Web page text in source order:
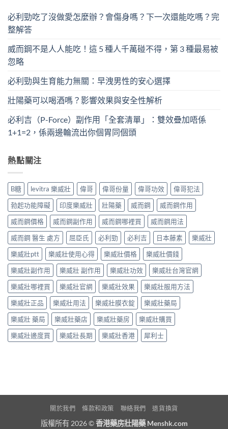
必利勁吃了沒做愛怎麼辦？會傷身嗎？下一次還能吃嗎？完
整解答
威而鋼不是人人能吃！這 5 種人千萬碰不得，第 3 種最易被
忽略
必利勁與生育能力無關：早洩男性的安心選擇
壯陽藥可以喝酒嗎？影響效果與安全性解析
必利吉（P-Force）副作用「全套清單」：雙效疊加唔係
1+1=2，係兩邊輪流出你個胃同個頭
熱點關注
B糖 levitra 樂威壯 偉哥 偉哥份量 偉哥功效
偉哥犯法
勃起功能障礙
印度樂威壯 壯陽藥 威而鋼
威而鋼作用
威而鋼價格
威而鋼副作用 威而鋼哪裡買
威而鋼用法
威而鋼 醫生 處方
屈臣氏 必利勁 必利吉 日本藤素
樂威壯
樂威壯ptt
樂威壯使用心得 樂威壯價格
樂威壯價錢
樂威壯副作用
樂威壯 副作用 樂威壯功效
樂威壯台灣官網
樂威壯哪裡買
樂威壯官網 樂威壯效果
樂威壯服用方法
樂威壯正品
樂威壯用法 樂威壯膜衣錠
樂威壯藥局
樂威壯 藥局
樂威壯藥店 樂威壯藥房
樂威壯購買
樂威壯邊度買
樂威壯長期 樂威壯香港 犀利士
關於我們 條款和政策 聯絡我們 退貨換貨
版權所有 2026 ©香港藥房壯陽藥 Menshk.com